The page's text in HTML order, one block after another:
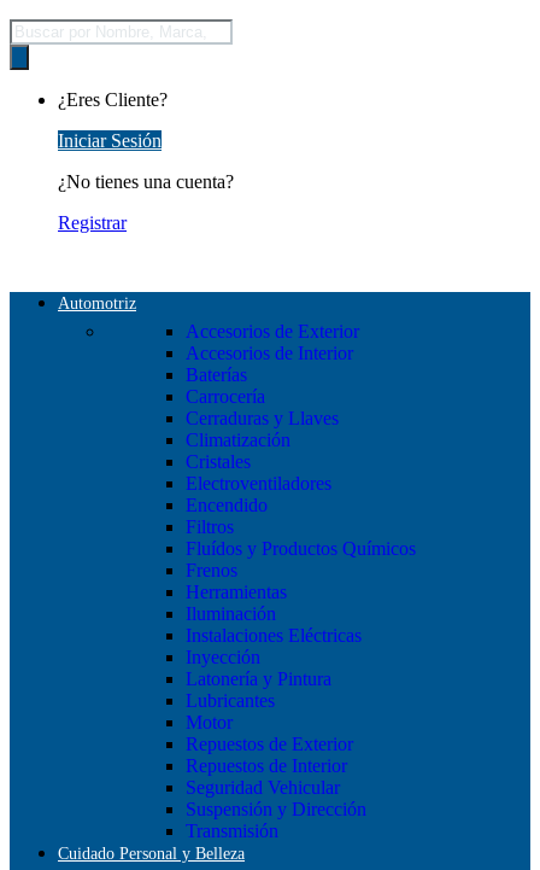
Búsqueda
de
productos
¿Eres Cliente?
Iniciar Sesión
¿No tienes una cuenta?
Registrar
Automotriz
Accesorios de Exterior
Accesorios de Interior
Baterías
Carrocería
Cerraduras y Llaves
Climatización
Cristales
Electroventiladores
Encendido
Filtros
Fluídos y Productos Químicos
Frenos
Herramientas
Iluminación
Instalaciones Eléctricas
Inyección
Latonería y Pintura
Lubricantes
Motor
Repuestos de Exterior
Repuestos de Interior
Seguridad Vehicular
Suspensión y Dirección
Transmisión
Cuidado Personal y Belleza